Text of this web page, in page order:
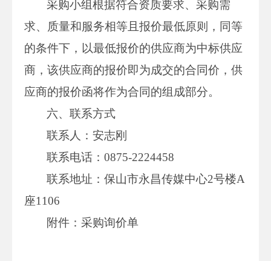
采购小组根据符合资质要求、采购需
求、质量和服务相等且报价最低原则，同等
的条件下，以最低报价的供应商为中标供应
商，该供应商的报价即为成交的合同价，供
应商的报价函将作为合同的组成部分。
六、联系方式
联系人：安志刚
联系电话：0875-2224458
联系地址：保山市永昌传媒中心2号楼A
座1106
附件：采购询价单